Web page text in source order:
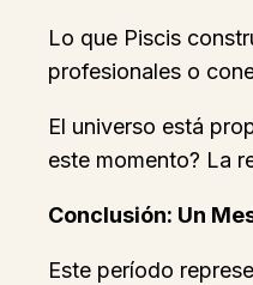
Lo que Piscis
profesionales o
El universo está
este momento? La
Conclusión: Un
Este período